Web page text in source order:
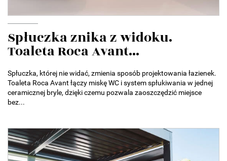
Spłuczka znika z widoku.
Toaleta Roca Avant...
Spłuczka, której nie widać, zmienia sposób projektowania łazienek.
Toaleta Roca Avant łączy miskę WC i system spłukiwania w jednej
ceramicznej bryle, dzięki czemu pozwala zaoszczędzić miejsce
bez...